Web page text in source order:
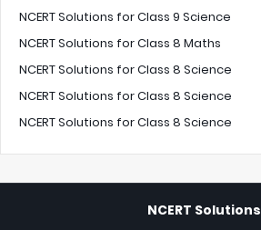
NCERT Solutions for Class 9 Science
NCERT Solutions for Class 8 Maths
NCERT Solutions for Class 8 Science
NCERT Solutions for Class 8 Science
NCERT Solutions for Class 8 Science
NCERT Solutions